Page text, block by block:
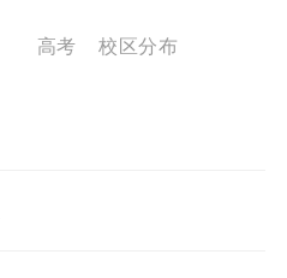
高考 校区分布